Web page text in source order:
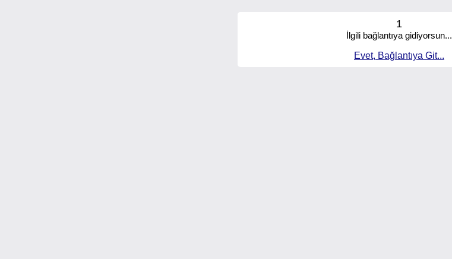
1
İlgili bağlantıya gidiyorsun...
Evet, Bağlantıya Git...